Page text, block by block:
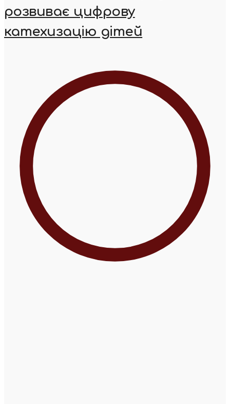
розвиває цифрову
катехизацію дітей